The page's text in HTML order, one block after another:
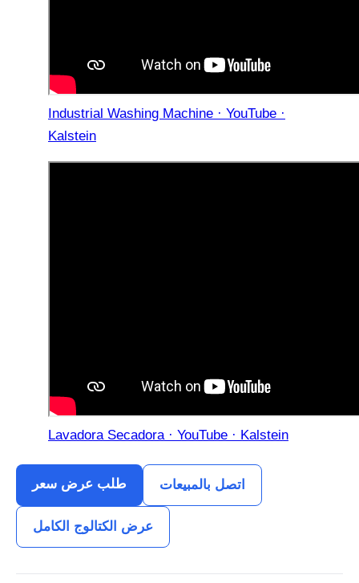
Industrial Washing Machine · YouTube ·
Kalstein
Lavadora Secadora · YouTube · Kalstein
طلب عرض سعر اتصل بالمبيعات
عرض الكتالوج الكامل